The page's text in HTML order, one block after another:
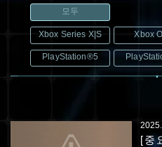
모두
Xbox Series X|S Xbox
PlayStation®5
[중